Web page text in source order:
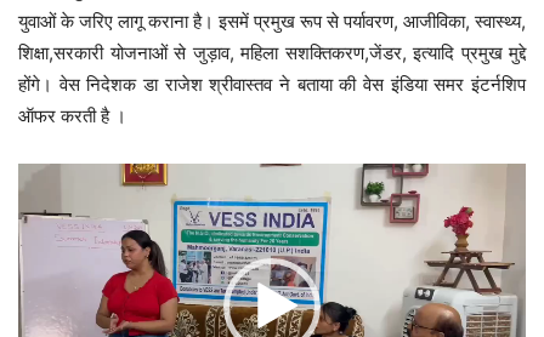
युवाओं के जरिए लागू कराना है। इसमें प्रमुख रूप से पर्यावरण, आजीविका, स्वास्थ्य,
शिक्षा,सरकारी योजनाओं से जुड़ाव, महिला सशक्तिकरण,जेंडर, इत्यादि प्रमुख मुद्दे
होंगे। वेस निदेशक डा राजेश श्रीवास्तव ने बताया की वेस इंडिया समर इंटर्नशिप
ऑफर करती है ।
Player